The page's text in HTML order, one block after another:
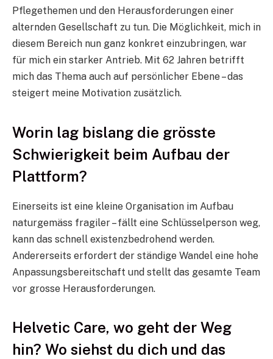
Pflegethemen und den Herausforderungen einer
alternden Gesellschaft zu tun. Die Möglichkeit, mich in
diesem Bereich nun ganz konkret einzubringen, war
für mich ein starker Antrieb. Mit 62 Jahren betrifft
mich das Thema auch auf persönlicher Ebene – das
steigert meine Motivation zusätzlich.
Worin lag bislang die grösste
Schwierigkeit beim Aufbau der
Plattform?
Einerseits ist eine kleine Organisation im Aufbau
naturgemäss fragiler – fällt eine Schlüsselperson weg,
kann das schnell existenzbedrohend werden.
Andererseits erfordert der ständige Wandel eine hohe
Anpassungsbereitschaft und stellt das gesamte Team
vor grosse Herausforderungen.
Helvetic Care, wo geht der Weg
hin? Wo siehst du dich und das